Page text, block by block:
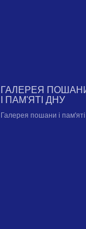
ГАЛЕРЕЯ
І ПАМ'ЯТІ ДНУ
Галерея пошани і пам'яті